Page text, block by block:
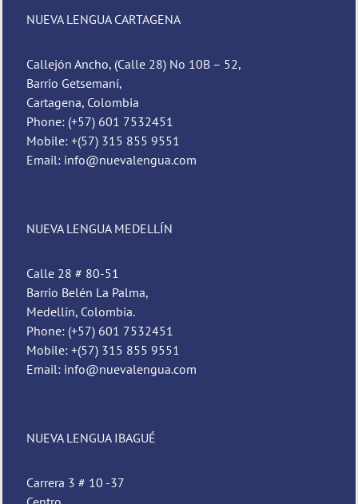
NUEVA LENGUA CARTAGENA
Callejón Ancho, (Calle 28) No 10B – 52,
Barrio Getsemaní,
Cartagena, Colombia
Phone: (+57) 601 7532451
Mobile: +(57) 315 855 9551
Email: info@nuevalengua.com
NUEVA LENGUA MEDELLÍN
Calle 28 # 80-51
Barrio Belén La Palma,
Medellín, Colombia.
Phone: (+57) 601 7532451
Mobile: +(57) 315 855 9551
Email: info@nuevalengua.com
NUEVA LENGUA IBAGUÉ
Carrera 3 # 10 -37